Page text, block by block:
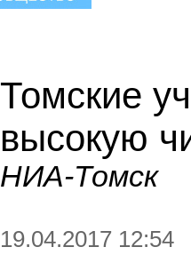
Томские
высокую
НИА-Томск
19.04.2017 12:54